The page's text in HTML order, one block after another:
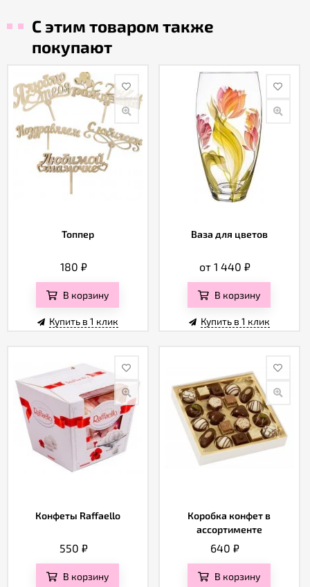
С этим товаром также
покупают
Топпер
180 ₽
В корзину
Купить в 1 клик
Ваза для цветов
от 1 440₽
В корзину
Купить в 1 клик
Конфеты Raffaello
550 ₽
В корзину
Коробка конфет в
ассортименте
640₽
В корзину